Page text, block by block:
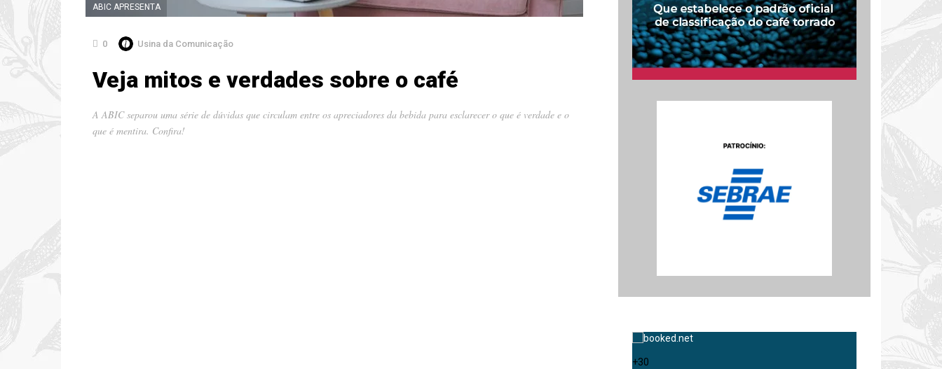
+30
ABIC APRESENTA
0 Usina da Comunicação
Veja mitos e verdades sobre o café
A ABIC separou uma série de dúvidas que circulam entre os apreciadores da bebida para esclarecer o que é verdade e o
que é mentira. Confira!